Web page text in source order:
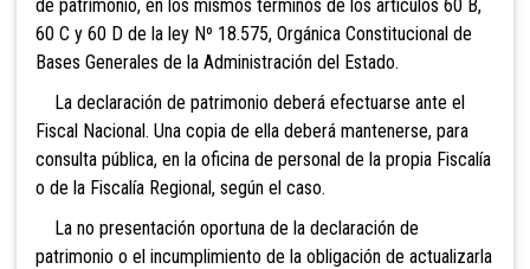
de patrimonio, en los mismos términos de los artículos 60 B,
60 C y 60 D de la ley Nº 18.575, Orgánica Constitucional de
Bases Generales de la Administración del Estado.
La declaración de patrimonio deberá efectuarse ante el
Fiscal Nacional. Una copia de ella deberá mantenerse, para
consulta pública, en la oficina de personal de la propia Fiscalía
o de la Fiscalía Regional, según el caso.
La no presentación oportuna de la declaración de
patrimonio o el incumplimiento de la obligación de actualizarla